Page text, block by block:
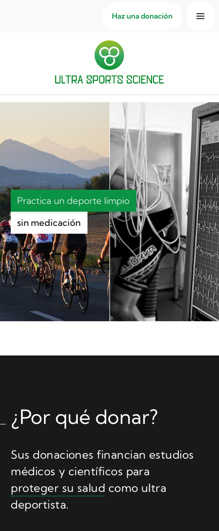
Hacer estudios científicos
lo más cerca posible de los atletas
¿Por qué donar?
Sus donaciones financian estudios
médicos y científicos para
proteger su salud como ultra
deportista.
Haz una donación